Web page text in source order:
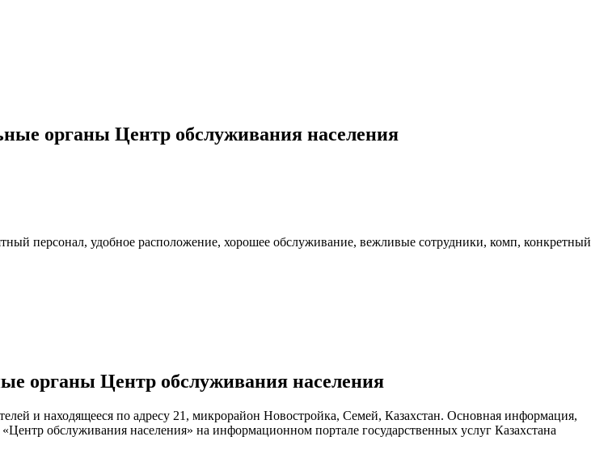
органы Центр обслуживания населения
персонал, удобное расположение, хорошее обслуживание, вежливые сотрудники, комп, конкретный
органы Центр обслуживания населения
и находящееся по адресу 21, микрорайон Новостройка, Семей, Казахстан. Основная информация,
обслуживания населения» на информационном портале государственных услуг Казахстана